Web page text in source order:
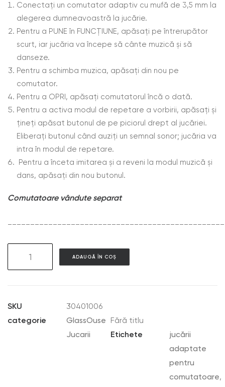
Conectați un comutator adaptiv cu mufă de 3,5 mm la
alegerea dumneavoastră la jucărie.
Pentru a PUNE în FUNCȚIUNE, apăsați pe întrerupător
scurt, iar jucăria va începe să cânte muzică și să
danseze.
Pentru a schimba muzica, apăsați din nou pe
comutator.
Pentru a OPRI, apăsați comutatorul încă o dată.
Pentru a activa modul de repetare a vorbirii, apăsați și
țineți apăsat butonul de pe piciorul drept al jucăriei.
Eliberați butonul când auziți un semnal sonor; jucăria va
intra în modul de repetare.
Pentru a înceta imitarea și a reveni la modul muzică și
dans, apăsați din nou butonul.
Comutatoare vândute separat
GAT06
–
ADAUGĂ ÎN COȘ
SKU
30401006
categorie
GlassOuse
Jucarii
Fără titlu
Etichete
jucării
adaptate
pentru
comutatoare,